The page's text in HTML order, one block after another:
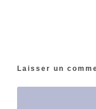
Laisser un